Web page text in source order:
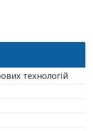
технологій